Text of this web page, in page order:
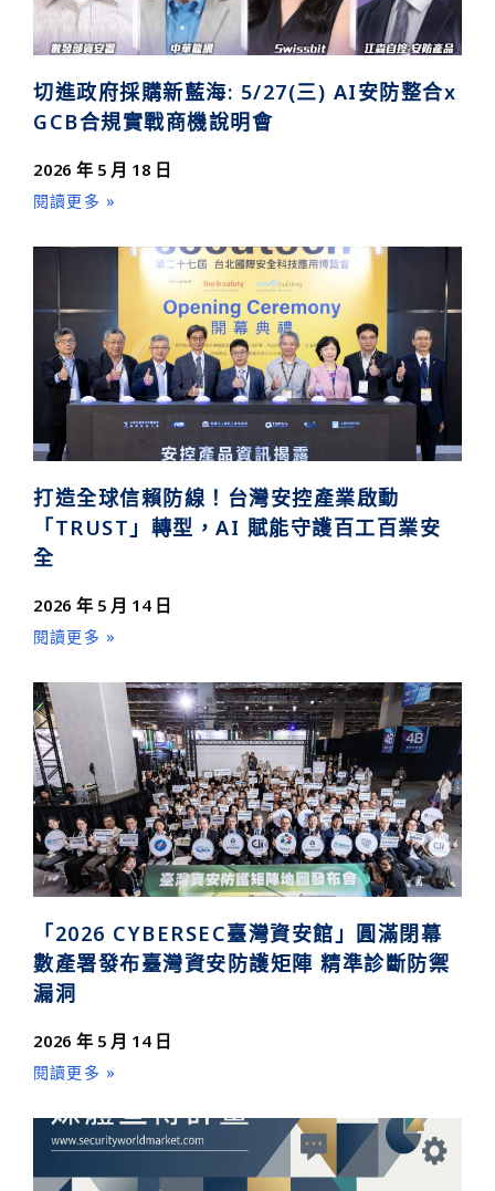
切進政府採購新藍海: 5/27(三) AI安防整合x
GCB合規實戰商機說明會
2026 年 5 月 18 日
閱讀更多 »
打造全球信賴防線！台灣安控產業啟動
「TRUST」轉型，AI 賦能守護百工百業安
全
2026 年 5 月 14 日
閱讀更多 »
「2026 CYBERSEC臺灣資安館」圓滿閉幕
數產署發布臺灣資安防護矩陣 精準診斷防禦
漏洞
2026 年 5 月 14 日
閱讀更多 »